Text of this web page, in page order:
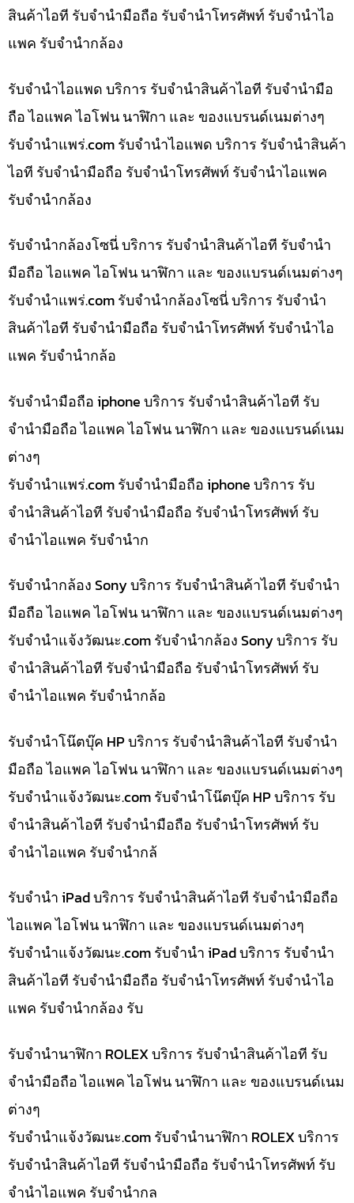
สินค้าไอที รับจำนำมือถือ รับจำนำโทรศัพท์ รับจำนำไอ
แพค รับจำนำกล้อง
รับจำนำไอแพด บริการ รับจำนำสินค้าไอที รับจำนำมือ
ถือ ไอแพค ไอโฟน นาฬิกา และ ของแบรนด์เนมต่างๆ
รับจํานําแพร่.com รับจำนำไอแพด บริการ รับจำนำสินค้า
ไอที รับจำนำมือถือ รับจำนำโทรศัพท์ รับจำนำไอแพค
รับจำนำกล้อง
รับจำนำกล้องโซนี่ บริการ รับจำนำสินค้าไอที รับจำนำ
มือถือ ไอแพค ไอโฟน นาฬิกา และ ของแบรนด์เนมต่างๆ
รับจํานําแพร่.com รับจำนำกล้องโซนี่ บริการ รับจำนำ
สินค้าไอที รับจำนำมือถือ รับจำนำโทรศัพท์ รับจำนำไอ
แพค รับจำนำกล้อ
รับจำนำมือถือ iphone บริการ รับจำนำสินค้าไอที รับ
จำนำมือถือ ไอแพค ไอโฟน นาฬิกา และ ของแบรนด์เนม
ต่างๆ
รับจํานําแพร่.com รับจำนำมือถือ iphone บริการ รับ
จำนำสินค้าไอที รับจำนำมือถือ รับจำนำโทรศัพท์ รับ
จำนำไอแพค รับจำนำก
รับจำนำกล้อง Sony บริการ รับจำนำสินค้าไอที รับจำนำ
มือถือ ไอแพค ไอโฟน นาฬิกา และ ของแบรนด์เนมต่างๆ
รับจํานําแจ้งวัฒนะ.com รับจำนำกล้อง Sony บริการ รับ
จำนำสินค้าไอที รับจำนำมือถือ รับจำนำโทรศัพท์ รับ
จำนำไอแพค รับจำนำกล้อ
รับจำนำโน๊ตบุ๊ค HP บริการ รับจำนำสินค้าไอที รับจำนำ
มือถือ ไอแพค ไอโฟน นาฬิกา และ ของแบรนด์เนมต่างๆ
รับจํานําแจ้งวัฒนะ.com รับจำนำโน๊ตบุ๊ค HP บริการ รับ
จำนำสินค้าไอที รับจำนำมือถือ รับจำนำโทรศัพท์ รับ
จำนำไอแพค รับจำนำกล้
รับจำนำ iPad บริการ รับจำนำสินค้าไอที รับจำนำมือถือ
ไอแพค ไอโฟน นาฬิกา และ ของแบรนด์เนมต่างๆ
รับจํานําแจ้งวัฒนะ.com รับจำนำ iPad บริการ รับจำนำ
สินค้าไอที รับจำนำมือถือ รับจำนำโทรศัพท์ รับจำนำไอ
แพค รับจำนำกล้อง รับ
รับจำนำนาฬิกา ROLEX บริการ รับจำนำสินค้าไอที รับ
จำนำมือถือ ไอแพค ไอโฟน นาฬิกา และ ของแบรนด์เนม
ต่างๆ
รับจํานําแจ้งวัฒนะ.com รับจำนำนาฬิกา ROLEX บริการ
รับจำนำสินค้าไอที รับจำนำมือถือ รับจำนำโทรศัพท์ รับ
จำนำไอแพค รับจำนำกล